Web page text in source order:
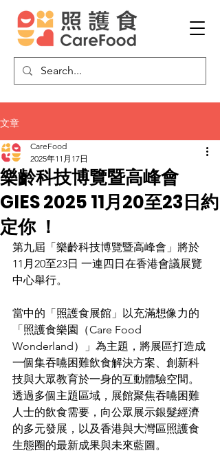
文章
樂齡科技博覽暨高峰會
GIES 2025 11月20至23日約
定你 ！
CareFood
2025年11月17日
第九屆「樂齡科技博覽暨高峰會」將於
11月20至23日 一連四日在香港會議展覽
中心舉行。
當中的「照護食展館」以充滿想像力的
「照護食樂園（Care Food
Wonderland）」為主題，將展區打造成
一個集吞嚥困難飲食解決方案、創新科
技與大眾教育於一身的互動體驗空間。
透過多個主題區域，展館聚焦吞嚥困難
人士的飲食需要，向公眾展示銀髮經濟
的多元發展，以及香港與大灣區照護食
生態圈的最新成果與未來藍圖。